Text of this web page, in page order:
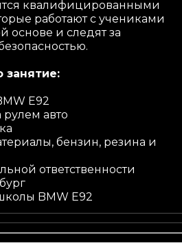
квалифицированными
работают с учениками
основе и следят за
занятие:
E92
рулем авто
бензин, резина и
ответственности
BMW E92